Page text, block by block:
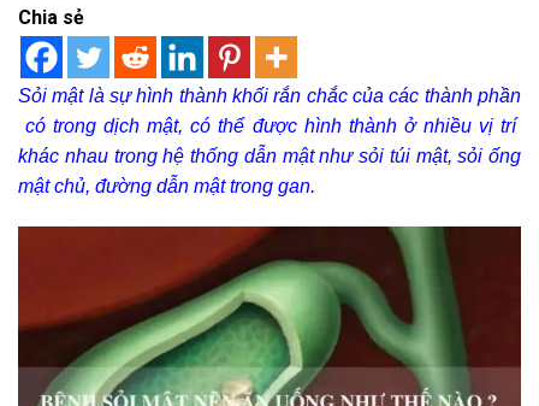
Chia sẻ
Sỏi mật là sự hình thành khối rắn chắc của các thành phần
có trong dịch mật, có thể được hình thành ở nhiều vị trí
khác nhau trong hệ thống dẫn mật như sỏi túi mật, sỏi ống
mật chủ, đường dẫn mật trong gan.